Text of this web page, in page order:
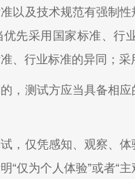
以及技术规范有强制
先采用国家标准、行
、行业标准的异同；
，测试方应当具备相
，仅凭感知、观察、
“仅为个人体验”或者“主